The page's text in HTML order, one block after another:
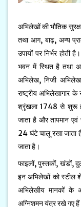
अभिलेखों की भौतिक
तथा आग, बाढ़, अन्‍य
उपायों पर निर्भर होती
भवन में स्थित है तथा
अभिलेख, निजी
राष्‍ट्रीय अभिलेखागार
श्रृंखला 1748 से शुरू
जाता है और तापमान एवं
24 घंटे चालू रखा जाता
जाता है।
फाइलों, पुस्‍तकों, खंडों,
इन अभिलेखों को स्‍टील
अभिलेखीय मानकों के
अग्निशमन यंत्र रखे गए